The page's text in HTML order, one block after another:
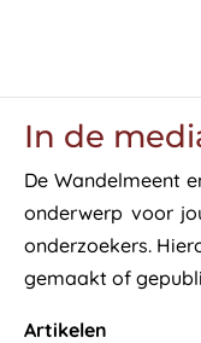
In de
De Wandelmeent
onderwerp voor
onderzoekers.
gemaakt of
Artikelen